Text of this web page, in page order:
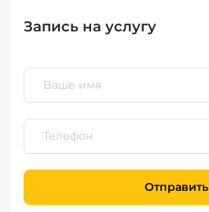
Запись на услугу
Отправить